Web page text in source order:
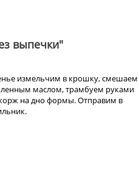
выпечки"
измельчим в крошку, смешаем
маслом, трамбуем руками
на дно формы. Отправим в